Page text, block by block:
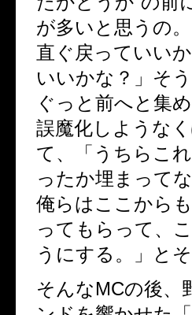
が多いと思うの
直ぐ戻っていい
いいかな？」そ
ぐっと前へと集
誤魔化しような
て、「うちらこ
ったか埋まって
俺らはここから
ってもらって、
うにする。」と
そんなMCの後、